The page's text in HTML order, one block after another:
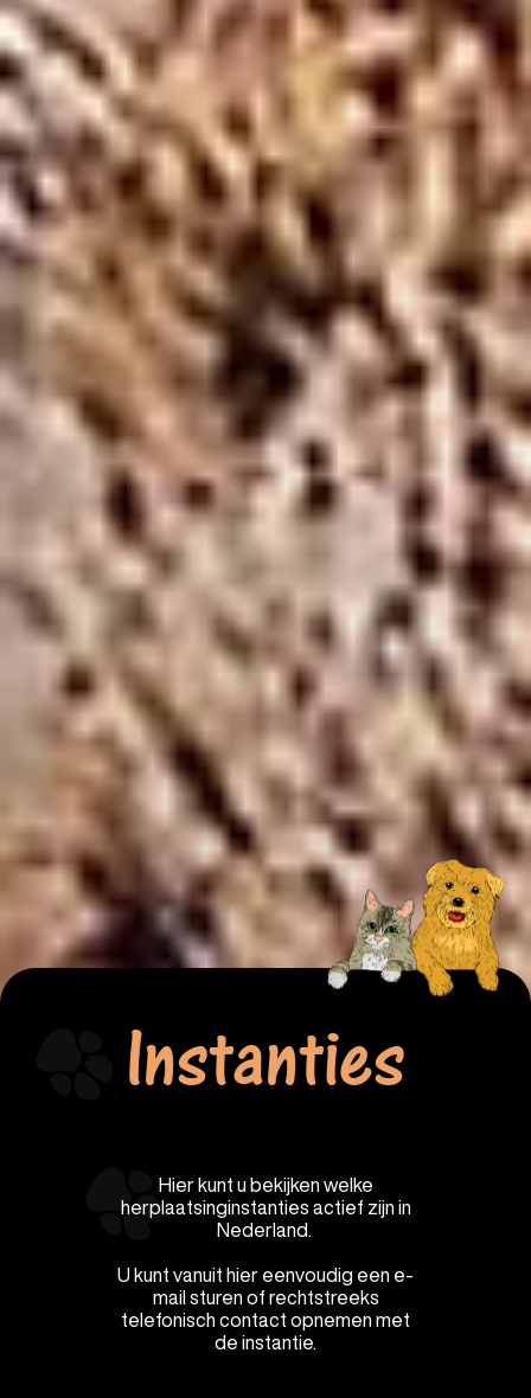
Instanties
Hier kunt u bekijken welke
herplaatsinginstanties actief zijn in
Nederland.
U kunt vanuit hier eenvoudig een e-
mail sturen of rechtstreeks
telefonisch contact opnemen met
de instantie.